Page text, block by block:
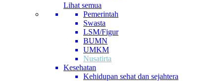
Lihat semua
Pemerintah
Swasta
LSM/Figur
BUMN
UMKM
Nusatirta
Kesehatan
Kehidupan sehat dan sejahtera